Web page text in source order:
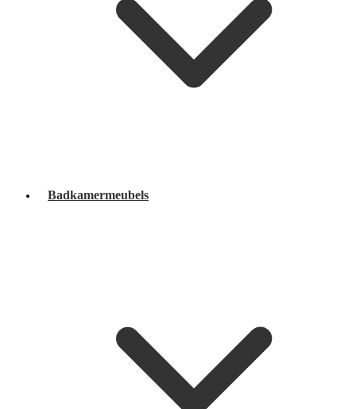
Badkamermeubels